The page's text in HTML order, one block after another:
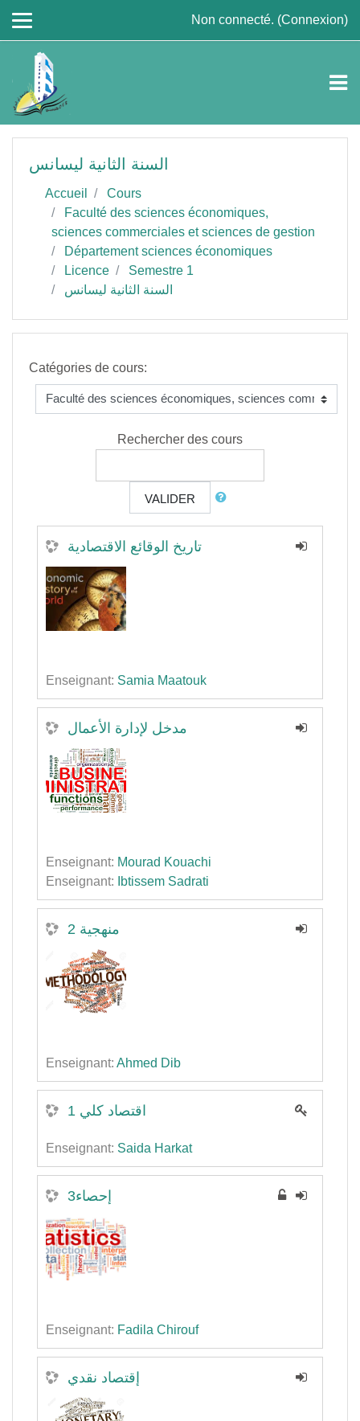
Non connecté. (Connexion)
السنة الثانية ليسانس
Accueil
Cours
Faculté des sciences économiques,
sciences commerciales et sciences de gestion
Département sciences économiques
Licence
Semestre 1
السنة الثانية ليسانس
Catégories de cours:
Rechercher des cours
VALIDER
تاريخ الوقائع الاقتصادية
Enseignant: Samia Maatouk
مدخل لإدارة الأعمال
Enseignant: Mourad Kouachi
Enseignant:
Ibtissem Sadrati
منهجية 2
Enseignant: Ahmed Dib
اقتصاد كلي 1
Enseignant: Saida Harkat
إحصاء3
Enseignant: Fadila Chirouf
إقتصاد نقدي